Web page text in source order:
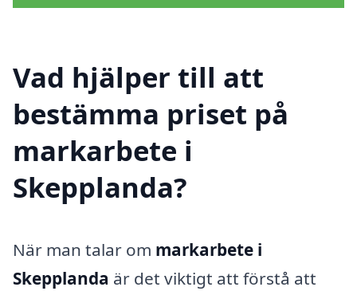
Vad hjälper till att
bestämma priset på
markarbete i
Skepplanda?
När man talar om markarbete i
Skepplanda är det viktigt att förstå att